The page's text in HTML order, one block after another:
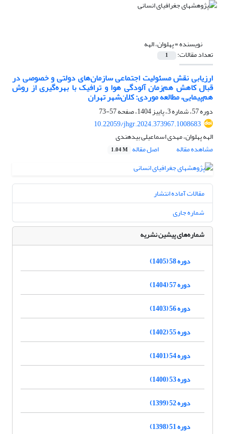
نویسنده =پهلوان، الهه
تعداد مقالات: 1
ارزیابی نقش مسئولیت اجتماعی سازمان‌های دولتی و خصوصی در
قبال کاهش هم‌زمان آلودگی هوا و ترافیک با بهره‌گیری از روش
هم‌پیمایی، مطالعه موردی: کلان‌شهر تهران
دوره 57، شماره 3، پاییز 1404، صفحه
57-73
10.22059/jhgr.2024.373967.1008683
الهه پهلوان، مهدی اسماعیلی بیدهندی
مشاهده مقاله
اصل مقاله 1.04 M
مقالات آماده انتشار
شماره جاری
شماره‌های پیشین نشریه
دوره 58 (1405)
دوره 57 (1404)
دوره 56 (1403)
دوره 55 (1402)
دوره 54 (1401)
دوره 53 (1400)
دوره 52 (1399)
دوره 51 (1398)